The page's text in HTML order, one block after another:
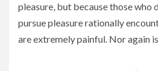
pleasure, but because those who
pursue pleasure rationally
are extremely painful. Nor again